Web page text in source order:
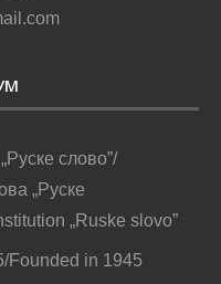
слово”/
„Руске
„Ruske slovo”
Founded in 1945